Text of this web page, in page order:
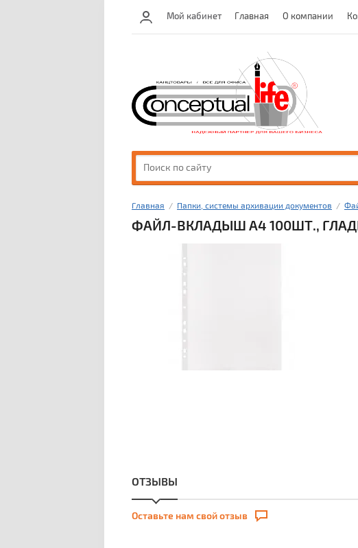
Мой кабинет Главная О компании
Главная
  /
Папки, системы архивации документов
  /
ФАЙЛ-ВКЛАДЫШ А4 100ШТ.,
ОТЗЫВЫ
Оставьте нам свой отзыв